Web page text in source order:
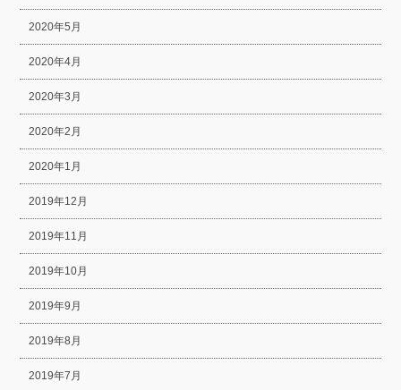
2020年5月
2020年4月
2020年3月
2020年2月
2020年1月
2019年12月
2019年11月
2019年10月
2019年9月
2019年8月
2019年7月